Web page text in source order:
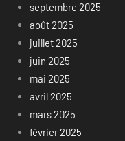
septembre 2025
août 2025
juillet 2025
juin 2025
mai 2025
avril 2025
mars 2025
février 2025